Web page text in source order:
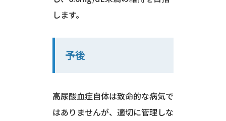
します。
予後
高尿酸血症自体は致命的な病気で
はありませんが、適切に管理しな